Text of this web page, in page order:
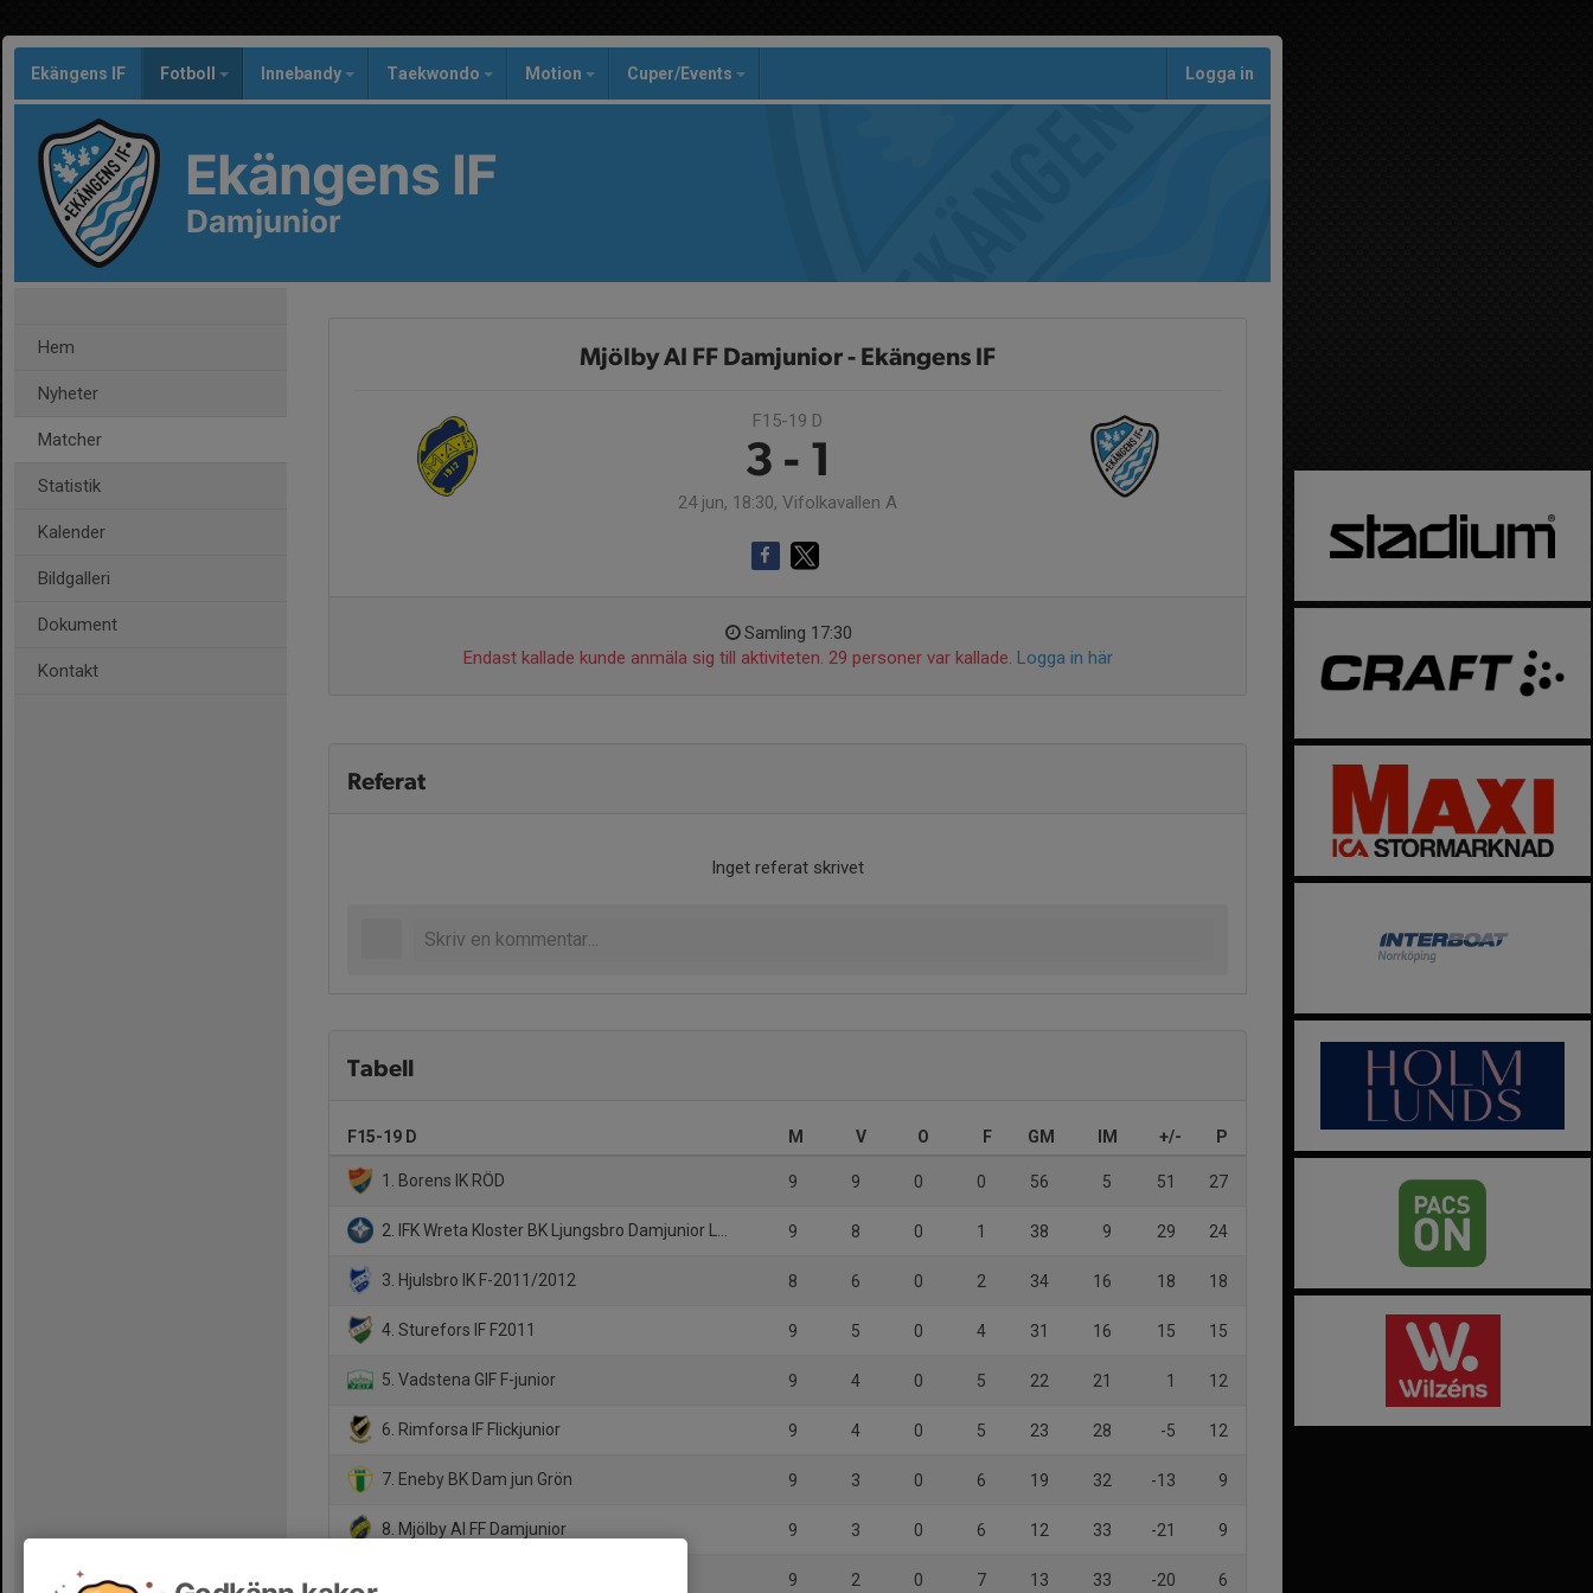
Ekängens IF Fotboll Innebandy Taekwondo Motion Cuper/Events Logga in
Ekängens IF
Damjunior
Hem
Nyheter
Matcher
Statistik
Kalender
Bildgalleri
Dokument
Kontakt
Mjölby AI FF Damjunior - Ekängens IF
F15-19 D
3 - 1
24 jun, 18:30, Vifolkavallen A
Samling 17:30
Endast kallade kunde anmäla sig till aktiviteten. 29 personer var kallade. Logga in här
Referat
Inget referat skrivet
Tabell
F15-19 D M V O F GM IM +/- P
1. Borens IK RÖD 9 9 0 0 56 5 51 27
2. IFK Wreta Kloster BK Ljungsbro Damjunior Lag 3 9 8 0 1 38 9 29 24
3. Hjulsbro IK F-2011/2012 8 6 0 2 34 16 18 18
4. Sturefors IF F2011 9 5 0 4 31 16 15 15
5. Vadstena GIF F-junior 9 4 0 5 22 21 1 12
6. Rimforsa IF Flickjunior 9 4 0 5 23 28 -5 12
7. Eneby BK Dam jun Grön 9 3 0 6 19 32 -13 9
8. Mjölby AI FF Damjunior 9 3 0 6 12 33 -21 9
9 2 0 7 13 33 -20 6